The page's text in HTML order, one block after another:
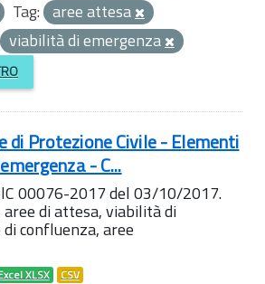
Tag: aree attesa
viabilità di emergenza
di Protezione Civile - Elementi
- C...
00076-2017 del 03/10/2017.
aree di attesa, viabilità di
confluenza, aree
XLSX CSV